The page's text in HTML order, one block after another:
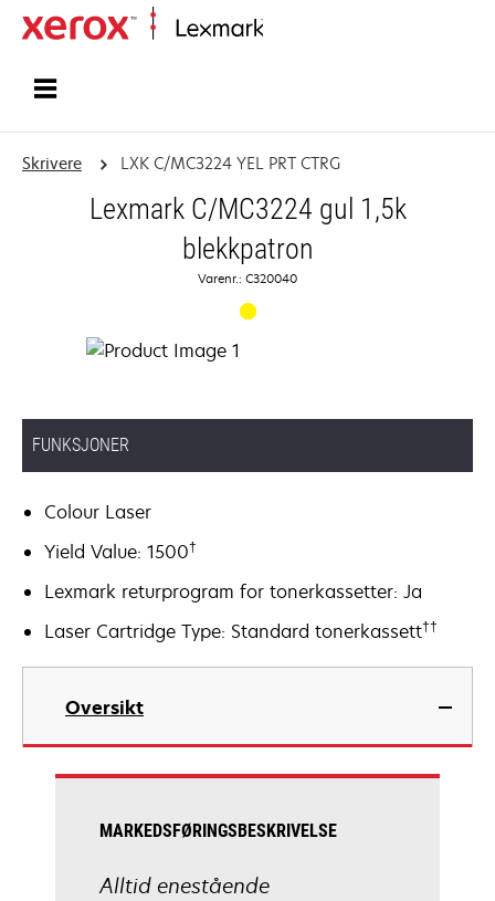
Skrivere LXK C/MC3224 YEL PRT CTRG
Lexmark C/MC3224 gul 1,5k
blekkpatron
Varenr.: C320040
FUNKSJONER
Colour Laser
Yield Value: 1500†
Lexmark returprogram for tonerkassetter: Ja
Laser Cartridge Type: Standard tonerkassett††
Oversikt
MARKEDSFØRINGSBESKRIVELSE
Alltid enestående